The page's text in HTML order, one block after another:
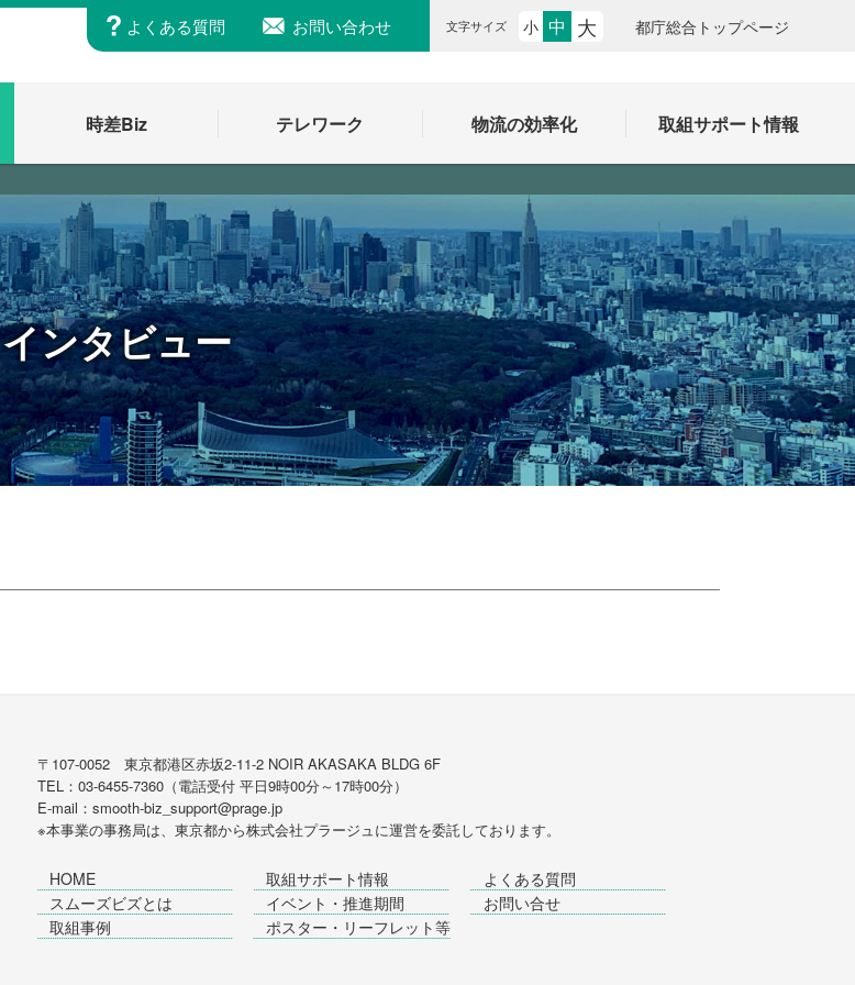
よくある質問 お問い合わせ 文字サイズ 小 中 大 都庁総合トップページ
時差Biz テレワーク 物流の効率化 取組サポート情報
インタビュー
〒107-0052 東京都港区赤坂2-11-2 NOIR AKASAKA BLDG 6F
TEL：03-6455-7360（電話受付 平日9時00分～17時00分）
E-mail：smooth-biz_support@prage.jp
※本事業の事務局は、東京都から株式会社プラージュに運営を委託しております。
HOME
スムーズビズとは
取組事例
取組サポート情報
イベント・推進期間
ポスター・リーフレット等
よくある質問
お問い合せ